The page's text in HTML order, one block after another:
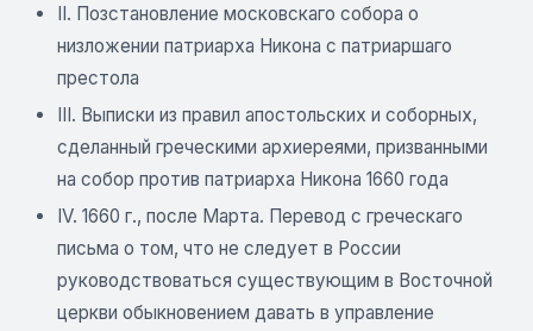
II. Позстановление московскаго собора о
низложении патриарха Никона с патриаршаго
престола
III. Выписки из правил апостольских и соборных,
сделанный греческими архиереями, призванными
на собор против патриарха Никона 1660 года
IV. 1660 г., после Марта. Перевод с греческаго
письма о том, что не следует в России
руководствоваться существующим в Восточной
церкви обыкновением давать в управление